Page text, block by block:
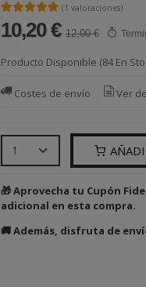
★★★★★
★★★★★ (1 valoraciones)
10,20 € 12,00 €
Producto Disponible (84 En
Costes de envío Ver
🎁 Aprovecha tu Cupón
adicional en esta compra.
🚚 Además, disfruta de